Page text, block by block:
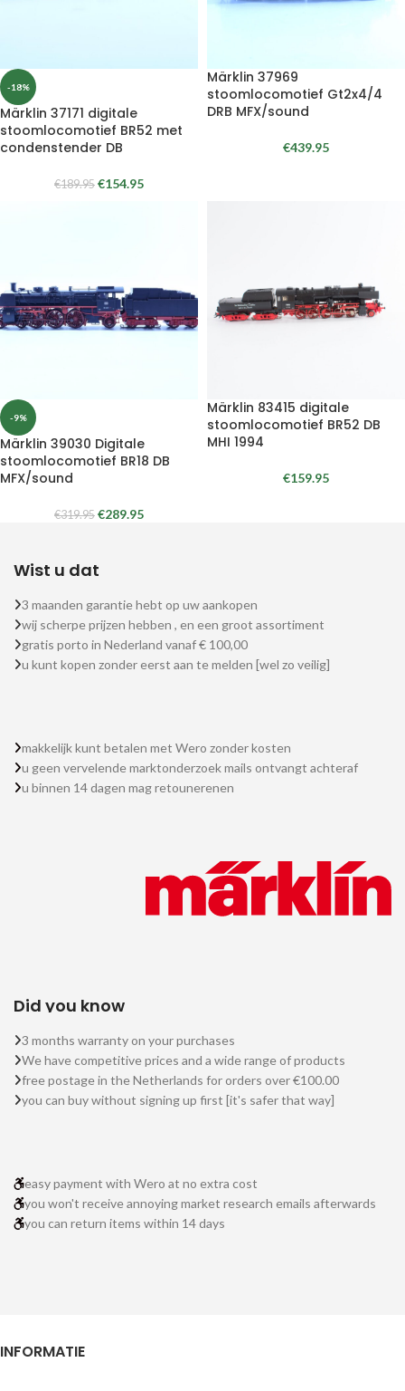
-18%
Märklin 37171 digitale
stoomlocomotief BR52 met
condenstender DB
€189.95 €154.95
Märklin 37969
stoomlocomotief Gt2x4/4
DRB MFX/sound
€439.95
-9%
Märklin 39030 Digitale
stoomlocomotief BR18 DB
MFX/sound
€319.95 €289.95
Märklin 83415 digitale
stoomlocomotief BR52 DB
MHI 1994
€159.95
Wist u dat
3 maanden garantie hebt op uw aankopen
wij scherpe prijzen hebben , en een groot assortiment
gratis porto in Nederland vanaf € 100,00
u kunt kopen zonder eerst aan te melden [wel zo veilig]
makkelijk kunt betalen met Wero zonder kosten
u geen vervelende marktonderzoek mails ontvangt achteraf
u binnen 14 dagen mag retounerenen
Did you know
3 months warranty on your purchases
We have competitive prices and a wide range of products
free postage in the Netherlands for orders over €100.00
you can buy without signing up first [it's safer that way]
easy payment with Wero at no extra cost
you won't receive annoying market research emails afterwards
you can return items within 14 days
INFORMATIE